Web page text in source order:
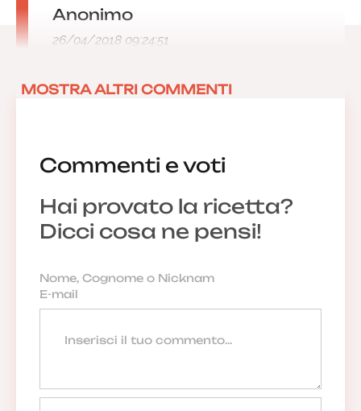
Commenti e voti
Hai provato la ricetta?
Dicci cosa ne pensi!
Anonimo
26/04/2018 09:24:51
MOSTRA ALTRI COMMENTI